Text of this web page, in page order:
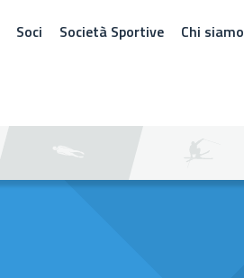
Soci Società Sportive Chi siamo